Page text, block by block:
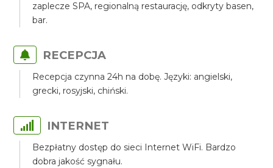
zaplecze SPA, regionalną restaurację, odkryty basen,
bar.
RECEPCJA
Recepcja czynna 24h na dobę. Języki: angielski,
grecki, rosyjski, chiński.
INTERNET
Bezpłatny dostęp do sieci Internet WiFi. Bardzo
dobra jakość sygnału.